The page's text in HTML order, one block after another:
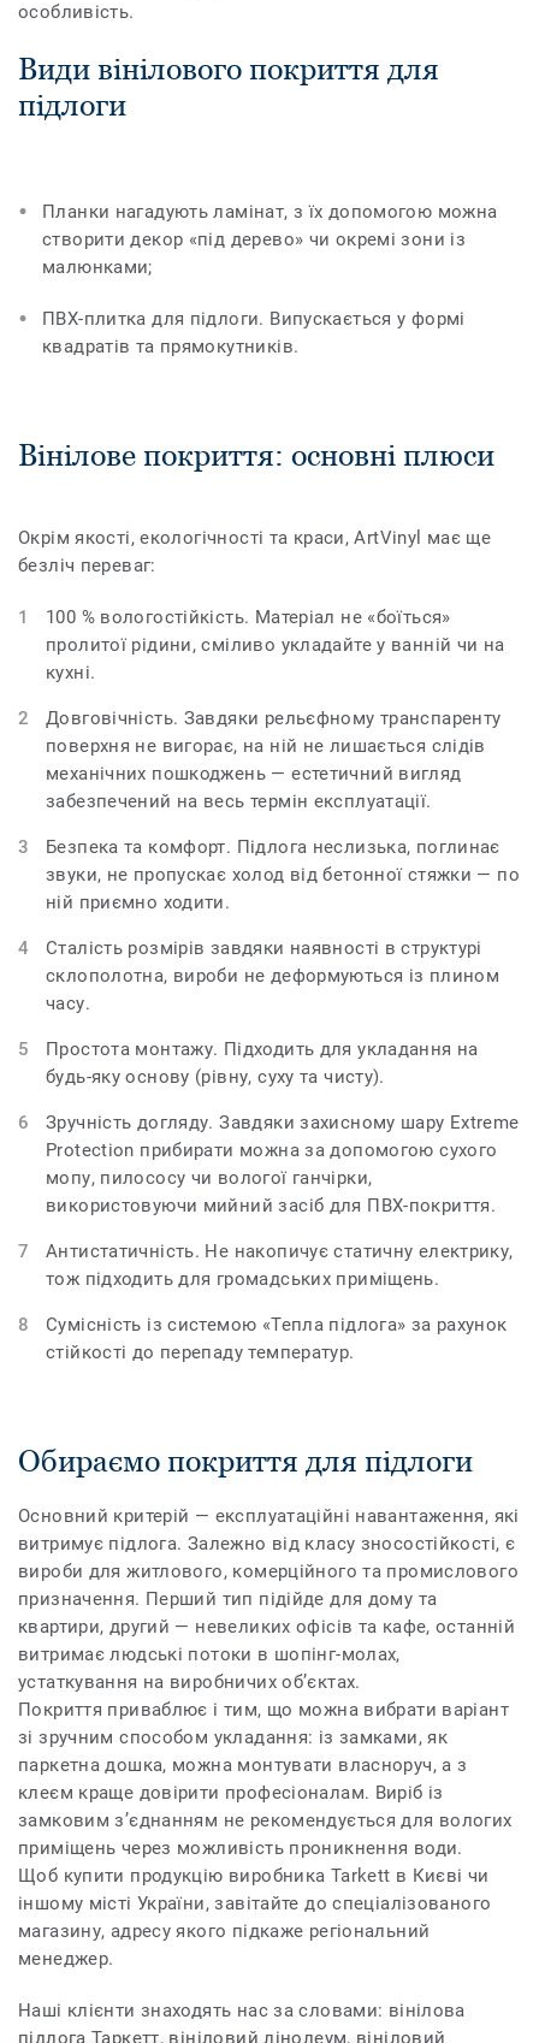
особливість.
Види вінілового покриття для
підлоги
Планки нагадують ламінат, з їх допомогою можна
створити декор «під дерево» чи окремі зони із
малюнками;
ПВХ-плитка для підлоги. Випускається у формі
квадратів та прямокутників.
Вінілове покриття: основні плюси
Окрім якості, екологічності та краси, ArtVinyl має ще
безліч переваг:
100 % вологостійкість. Матеріал не «боїться»
пролитої рідини, сміливо укладайте у ванній чи на
кухні.
Довговічність. Завдяки рельєфному транспаренту
поверхня не вигорає, на ній не лишається слідів
механічних пошкоджень — естетичний вигляд
забезпечений на весь термін експлуатації.
Безпека та комфорт. Підлога неслизька, поглинає
звуки, не пропускає холод від бетонної стяжки — по
ній приємно ходити.
Сталість розмірів завдяки наявності в структурі
склополотна, вироби не деформуються із плином
часу.
Простота монтажу. Підходить для укладання на
будь-яку основу (рівну, суху та чисту).
Зручність догляду. Завдяки захисному шару Extreme
Protection прибирати можна за допомогою сухого
мопу, пилососу чи вологої ганчірки,
використовуючи мийний засіб для ПВХ-покриття.
Антистатичність. Не накопичує статичну електрику,
тож підходить для громадських приміщень.
Сумісність із системою «Тепла підлога» за рахунок
стійкості до перепаду температур.
Обираємо покриття для підлоги
Основний критерій — експлуатаційні навантаження, які
витримує підлога. Залежно від класу зносостійкості, є
вироби для житлового, комерційного та промислового
призначення. Перший тип підійде для дому та
квартири, другий — невеликих офісів та кафе, останній
витримає людські потоки в шопінг-молах,
устаткування на виробничих об’єктах.
Покриття приваблює і тим, що можна вибрати варіант
зі зручним способом укладання: із замками, як
паркетна дошка, можна монтувати власноруч, а з
клеєм краще довірити професіоналам. Виріб із
замковим з’єднанням не рекомендується для вологих
приміщень через можливість проникнення води.
Щоб купити продукцію виробника Tarkett в Києві чи
іншому місті України, завітайте до спеціалізованого
магазину, адресу якого підкаже регіональний
менеджер.
Наші клієнти знаходять нас за словами: вінілова
підлога Таркетт, вініловий лінолеум, вініловий